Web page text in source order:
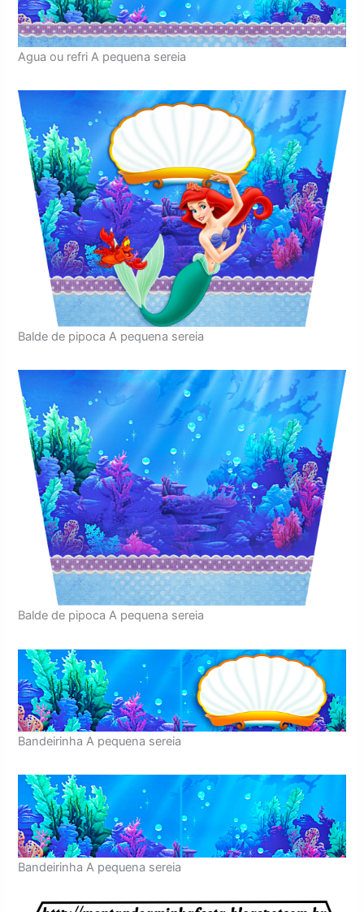
Agua ou refri A pequena sereia
Balde de pipoca A pequena sereia
Balde de pipoca A pequena sereia
Bandeirinha A pequena sereia
Bandeirinha A pequena sereia